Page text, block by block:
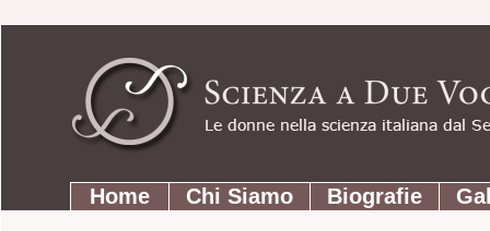
contenuti.
Strumenti
personali
SezioniHome Chi Siamo Biografie